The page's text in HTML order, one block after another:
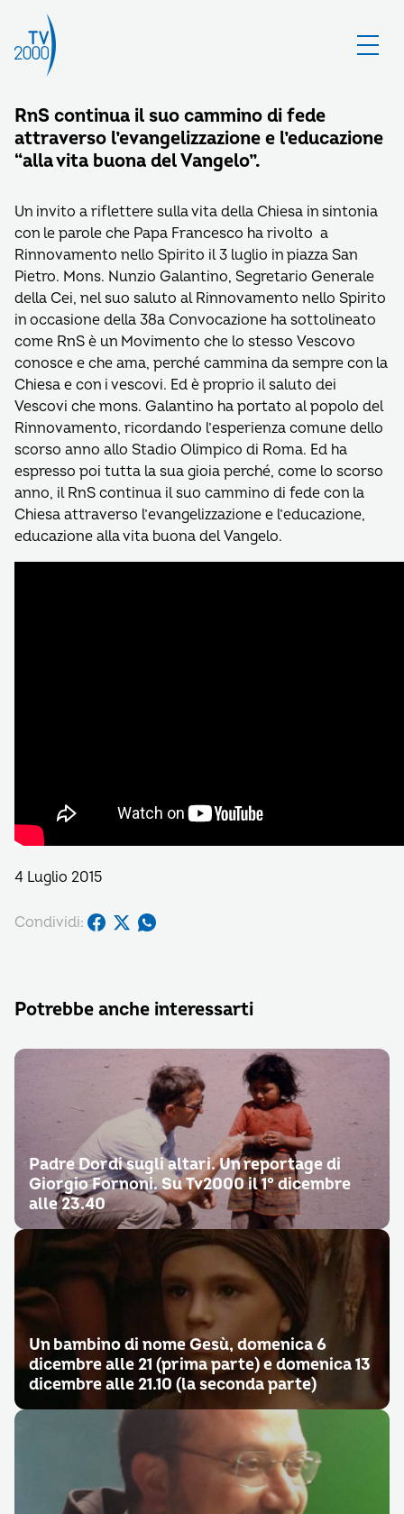
RnS continua il suo cammino di fede
attraverso l’evangelizzazione e l’educazione
“alla vita buona del Vangelo”.
Un invito a riflettere sulla vita della Chiesa in sintonia
con le parole che Papa Francesco ha rivolto a
Rinnovamento nello Spirito il 3 luglio in piazza San
Pietro. Mons. Nunzio Galantino, Segretario Generale
della Cei, nel suo saluto al Rinnovamento nello Spirito
in occasione della 38a Convocazione ha sottolineato
come RnS è un Movimento che lo stesso Vescovo
conosce e che ama, perché cammina da sempre con la
Chiesa e con i vescovi. Ed è proprio il saluto dei
Vescovi che mons. Galantino ha portato al popolo del
Rinnovamento, ricordando l’esperienza comune dello
scorso anno allo Stadio Olimpico di Roma. Ed ha
espresso poi tutta la sua gioia perché, come lo scorso
anno, il RnS continua il suo cammino di fede con la
Chiesa attraverso l’evangelizzazione e l’educazione,
educazione alla vita buona del Vangelo.
4 Luglio 2015
Condividi:
Potrebbe anche interessarti
Padre Dordi sugli altari. Un reportage di
Giorgio Fornoni. Su Tv2000 il 1° dicembre
alle 23.40
Un bambino di nome Gesù, domenica 6
dicembre alle 21 (prima parte) e domenica 13
dicembre alle 21.10 (la seconda parte)